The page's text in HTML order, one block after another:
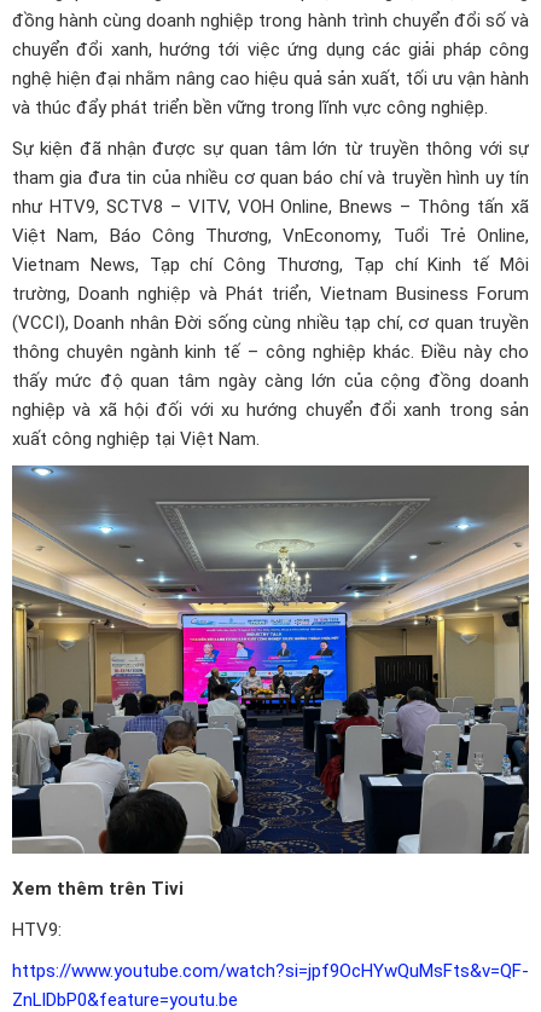
đồng hành cùng doanh nghiệp trong hành trình chuyển đổi số và
chuyển đổi xanh, hướng tới việc ứng dụng các giải pháp công
nghệ hiện đại nhằm nâng cao hiệu quả sản xuất, tối ưu vận hành
và thúc đẩy phát triển bền vững trong lĩnh vực công nghiệp.
Sự kiện đã nhận được sự quan tâm lớn từ truyền thông với sự
tham gia đưa tin của nhiều cơ quan báo chí và truyền hình uy tín
như HTV9, SCTV8 – VITV, VOH Online, Bnews – Thông tấn xã
Việt Nam, Báo Công Thương, VnEconomy, Tuổi Trẻ Online,
Vietnam News, Tạp chí Công Thương, Tạp chí Kinh tế Môi
trường, Doanh nghiệp và Phát triển, Vietnam Business Forum
(VCCI), Doanh nhân Đời sống cùng nhiều tạp chí, cơ quan truyền
thông chuyên ngành kinh tế – công nghiệp khác. Điều này cho
thấy mức độ quan tâm ngày càng lớn của cộng đồng doanh
nghiệp và xã hội đối với xu hướng chuyển đổi xanh trong sản
xuất công nghiệp tại Việt Nam.
Xem thêm trên Tivi
HTV9:
https://www.youtube.com/watch?si=jpf9OcHYwQuMsFts&v=QF-
ZnLlDbP0&feature=youtu.be